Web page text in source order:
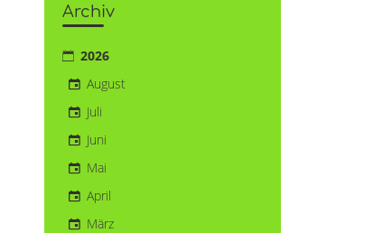
Archiv
2026
August
Juli
Juni
Mai
April
März